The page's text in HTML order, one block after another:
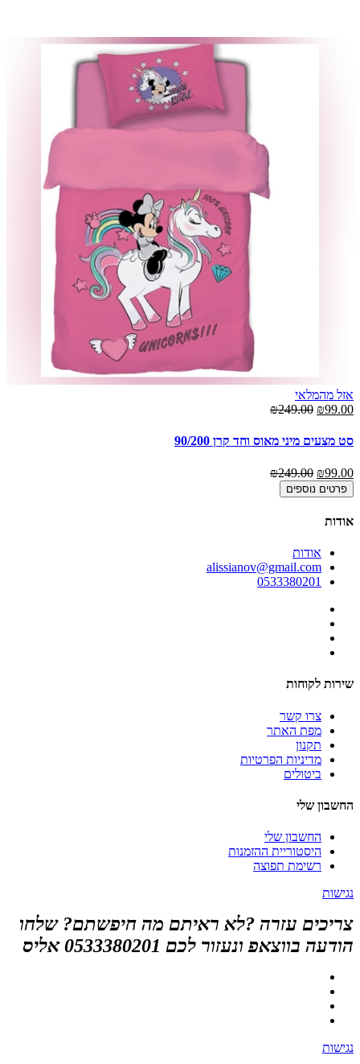
אזל מהמלאי
₪99.00
₪249.00
סט מצעים מיני מאוס וחד קרן 90/200
₪99.00
₪249.00
פרטים נוספים
אודות
אודות
alissianov@gmail.com
0533380201
שירות לקוחות
צרו קשר
מפת האתר
תקנון
מדיניות הפרטיות
ביטולים
החשבון שלי
החשבון שלי
היסטוריית ההזמנות
רשימת תפוצה
נגישות
צריכים עזרה ?לא ראיתם מה חיפשתם? שלחו
הודעה בווצאפ ונעזור לכם 0533380201 אליס
נגישות